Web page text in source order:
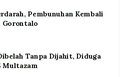
Pembunuhan Kembali
Gorontalo
Tanpa Dijahit, Diduga
Multazam